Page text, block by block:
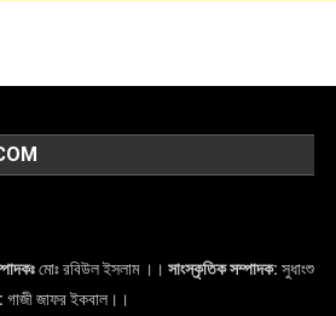
মোঃ রবিউল ইসলাম ।।সাংস্কৃতিক সম্পাদক: সুধাংশু
গাজী জাফর ইকবাল।।